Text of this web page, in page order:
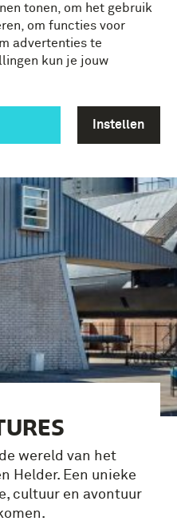
tonen, om het gebruik
om functies voor
advertenties te
kun je jouw
Instellen
wereld van het
Helder. Een unieke
cultuur en avontuur